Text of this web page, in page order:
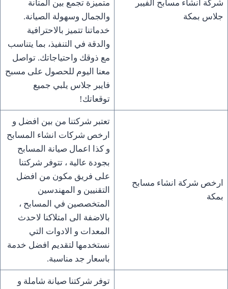
شركة انشاء مسابح الفيبر
جلاس بمكة
متميزة تجمع بين المتانة
والجمال وسهولة الصيانة.
خدماتنا تتميز بالاحترافية
والدقة في التنفيذ، بما يتناسب
مع ذوقك واحتياجاتك. تواصل
معنا اليوم للحصول على مسبح
فايبر جلاس يلبي جميع
توقعاتك!
ارخص شركة انشاء مسابح
بمكة
تعتبر شركتنا من بين افضل و
ارخص شركات انشاء المسابح
و كذا اعمال صيانة المسابح
بجودة عالية ، تتوفر شركتنا
على فريق مكون من افضل
التقنيين و المهندسين
المتخصصين في المسابح ،
بالاضفة الى امتلاكنا لاحدث
المعدات و الادوات التي
نستخدمها لتقديم افضل خدمة
باسعار جد مناسبة.
توفر شركتنا صيانة شاملة و